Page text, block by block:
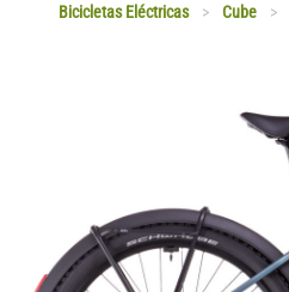
Bicicletas Eléctricas > Cube >